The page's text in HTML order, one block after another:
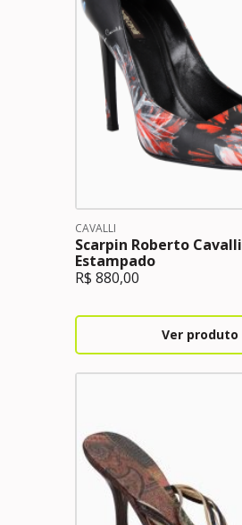
CAVALLI
Scarpin Roberto
Estampado
R$ 880,00
Ver produto